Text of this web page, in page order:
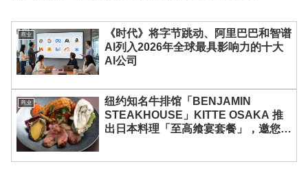
商业
《时代》将字节跳动、阿里巴巴和智谱
AI列入2026年全球最具影响力的十大
AI公司
商业
纽约知名牛排馆「BENJAMIN
STEAKHOUSE」KITTE OSAKA 推
出日本料理「至高飨宴套餐」，邀您尽